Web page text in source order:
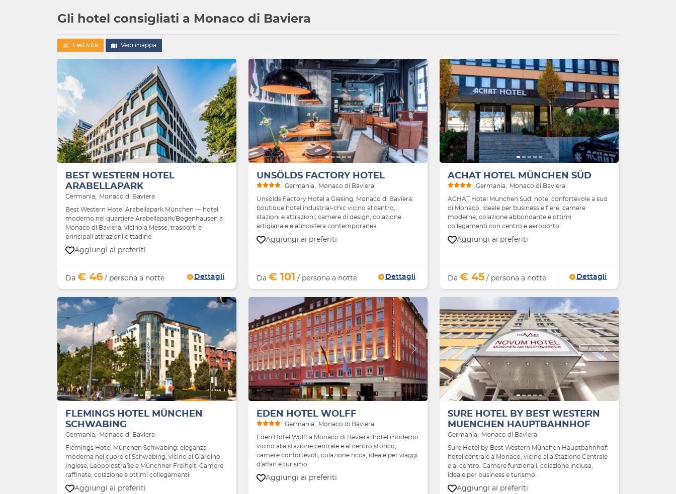
Gli hotel consigliati a Monaco di Baviera
Festività Vedi mappa
Indietro Avanti
BEST WESTERN HOTEL
ARABELLAPARK
Germania Monaco di Baviera
Best Western Hotel Arabellapark München — hotel
moderno nel quartiere Arabellapark/Bogenhausen a
Monaco di Baviera, vicino a Messe, trasporti e
principali attrazioni cittadine.
Aggiungi ai preferiti
Da € 46 / persona a notte Dettagli
Indietro Avanti
UNSÖLDS FACTORY HOTEL
Germania Monaco di Baviera
Unsölds Factory Hotel a Giesing, Monaco di Baviera:
boutique hotel industrial-chic vicino al centro,
stazioni e attrazioni; camere di design, colazione
artigianale e atmosfera contemporanea.
Aggiungi ai preferiti
Da € 101 / persona a notte Dettagli
Indietro Avanti
ACHAT HOTEL MÜNCHEN SÜD
Germania Monaco di Baviera
ACHAT Hotel München Süd: hotel confortevole a sud
di Monaco, ideale per business e fiere, camere
moderne, colazione abbondante e ottimi
collegamenti con centro e aeroporto.
Aggiungi ai preferiti
Da € 45 / persona a notte Dettagli
Indietro Avanti
FLEMINGS HOTEL MÜNCHEN
SCHWABING
Germania Monaco di Baviera
Flemings Hotel München Schwabing: eleganza
moderna nel cuore di Schwabing, vicino al Giardino
Inglese, Leopoldstraße e Münchner Freiheit. Camere
raffinate, colazione e ottimi collegamenti.
Aggiungi ai preferiti
Indietro Avanti
EDEN HOTEL WOLFF
Germania Monaco di Baviera
Eden Hotel Wolff a Monaco di Baviera: hotel moderno
vicino alla stazione centrale e al centro storico,
camere confortevoli, colazione ricca, ideale per viaggi
d'affari e turismo.
Aggiungi ai preferiti
Indietro Avanti
SURE HOTEL BY BEST WESTERN
MUENCHEN HAUPTBAHNHOF
Germania Monaco di Baviera
Sure Hotel by Best Western München Hauptbahnhof:
hotel centrale a Monaco, vicino alla Stazione Centrale
e al centro. Camere funzionali, colazione inclusa,
ideale per business e turismo.
Aggiungi ai preferiti